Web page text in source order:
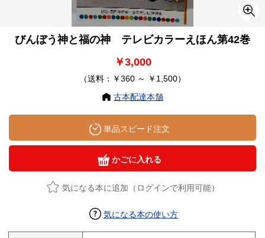
びんぼう神と福の神 テレビカラーえほん第42巻
￥3,000
（送料：￥360 ～ ￥1,500）
古本配達本舗
単品スピード注文
かごに入れる
気になる本に追加（ログインで利用可能）
気になる本の使い方